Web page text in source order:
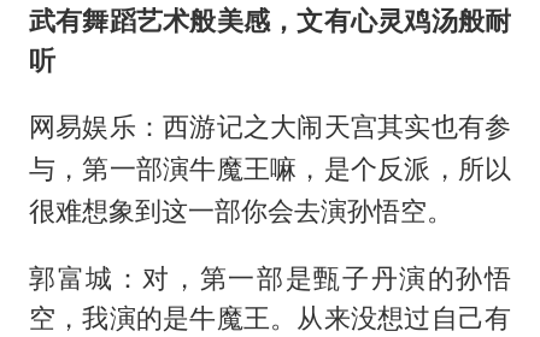
武有舞蹈艺术般美感，文有心灵鸡汤般耐
听
网易娱乐：西游记之大闹天宫其实也有参
与，第一部演牛魔王嘛，是个反派，所以
很难想象到这一部你会去演孙悟空。
郭富城：对，第一部是甄子丹演的孙悟
空，我演的是牛魔王。从来没想过自己有